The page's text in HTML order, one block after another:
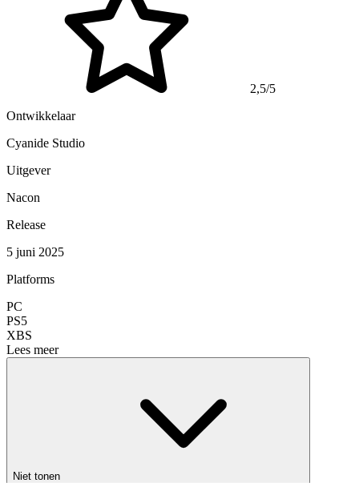
2,5/5
Ontwikkelaar
Cyanide Studio
Uitgever
Nacon
Release
5 juni 2025
Platforms
PC
PS5
XBS
Lees meer
Niet tonen